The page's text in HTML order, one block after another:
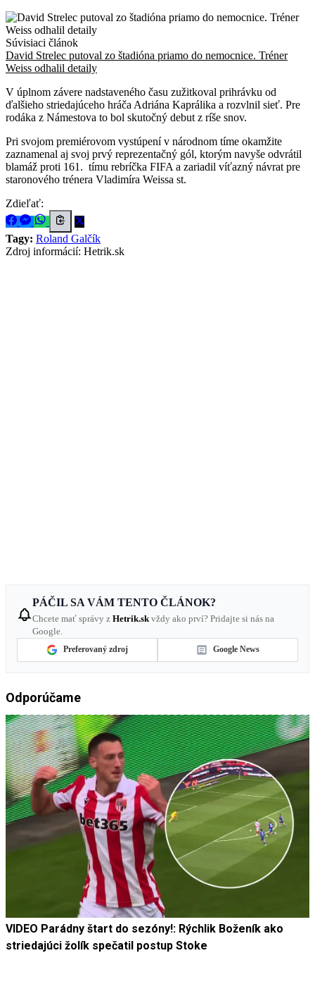
Súvisiaci článok
David Strelec putoval zo štadióna priamo do nemocnice. Tréner
Weiss odhalil detaily
V úplnom závere nadstaveného času zužitkoval prihrávku od
ďalšieho striedajúceho hráča Adriána Kaprálika a rozvlnil sieť. Pre
rodáka z Námestova to bol skutočný debut z ríše snov.
Pri svojom premiérovom vystúpení v národnom tíme okamžite
zaznamenal aj svoj prvý reprezentačný gól, ktorým navyše odvrátil
blamáž proti 161. tímu rebríčka FIFA a zariadil víťazný návrat pre
staronového trénera Vladimíra Weissa st.
Zdieľať:
Tagy: Roland Galčík
Zdroj informácií: Hetrik.sk
PÁČIL SA VÁM TENTO ČLÁNOK?
Chcete mať správy z Hetrik.sk vždy ako prví? Pridajte si nás na
Google.
Preferovaný zdroj Google News
Odporúčame
VIDEO Parádny štart do sezóny!: Rýchlik Boženík ako
striedajúci žolík spečatil postup Stoke